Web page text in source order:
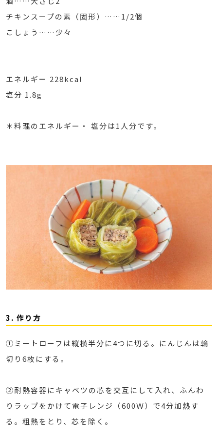
チキンスープの素（固形）……1/2個
こしょう……少々
エネルギー 228kcal
塩分 1.8g
＊料理のエネルギー・ 塩分は1人分です。
3. 作り方
①ミートローフは縦横半分に4つに切る。にんじんは輪
切り6枚にする。
②耐熱容器にキャベツの芯を交互にして入れ、ふんわ
りラップをかけて電子レンジ（600Ｗ）で4分加熱す
る。粗熱をとり、芯を除く。